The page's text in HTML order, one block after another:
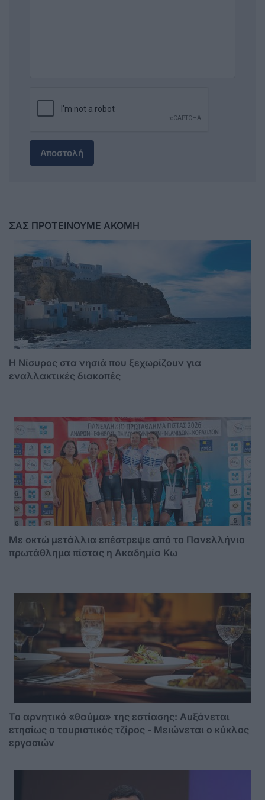
Αποστολή
ΣΑΣ ΠΡΟΤΕΙΝΟΥΜΕ ΑΚΟΜΗ
Η Νίσυρος στα νησιά που ξεχωρίζουν για
εναλλακτικές διακοπές
Με οκτώ μετάλλια επέστρεψε από το Πανελλήνιο
πρωτάθλημα πίστας η Ακαδημία Κω
Το αρνητικό «θαύμα» της εστίασης: Αυξάνεται
ετησίως ο τουριστικός τζίρος - Mειώνεται ο κύκλος
εργασιών